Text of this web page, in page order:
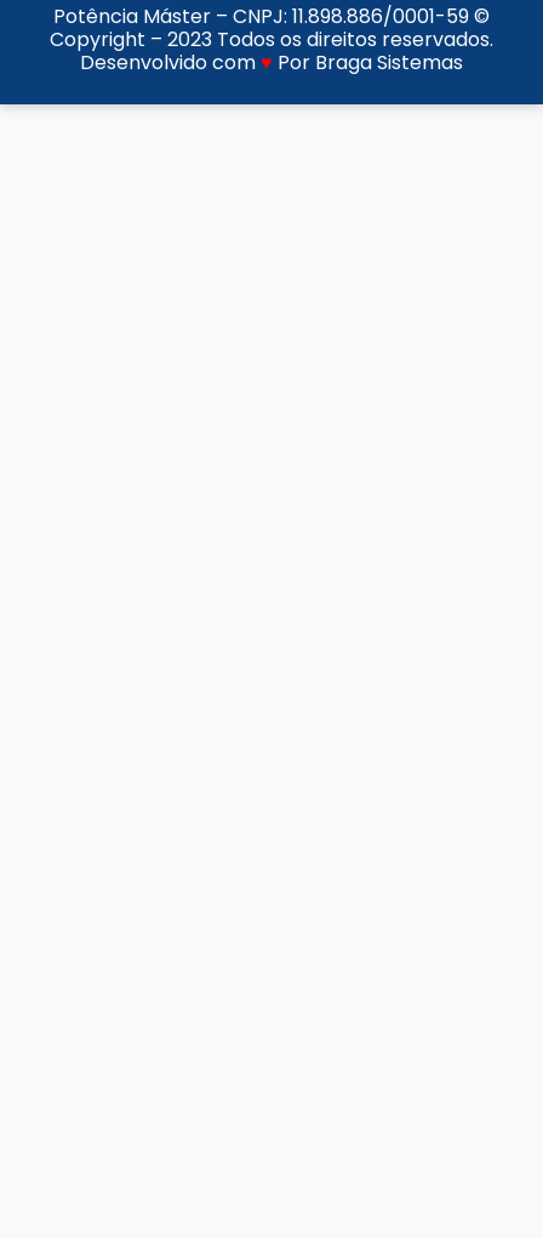
Potência Máster – CNPJ: 11.898.886/0001-59©
Copyright – 2023 Todos os direitos reservados.
Desenvolvido com♥ Por Braga Sistemas